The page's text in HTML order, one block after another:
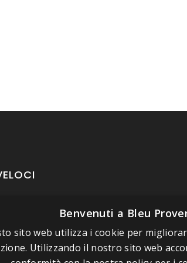
di Bleu Provence
legali
di vendita
Benvenuti a Bleu
sito web utilizza i cookie per
Utilizzando il nostro sito web